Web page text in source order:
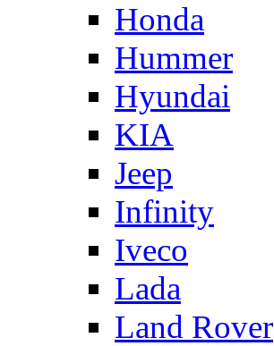
Honda
Hummer
Hyundai
KIA
Jeep
Infinity
Iveco
Lada
Land Rover